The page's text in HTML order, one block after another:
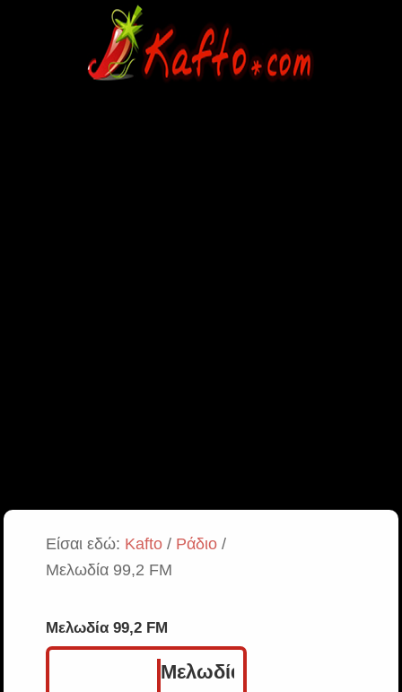
Είσαι εδώ: Kafto/ Ράδιο/
Μελωδία 99,2 FM
Μελωδία 99,2 FM
Μελωδία